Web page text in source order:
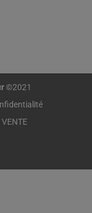
©2021